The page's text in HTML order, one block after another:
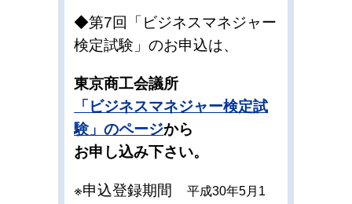
◆第7回「ビジネスマネジャー
検定試験」のお申込は、
東京商工会議所
「ビジネスマネジャー検定試
験」のページから
お申し込み下さい。
※申込登録期間平成30年5月1